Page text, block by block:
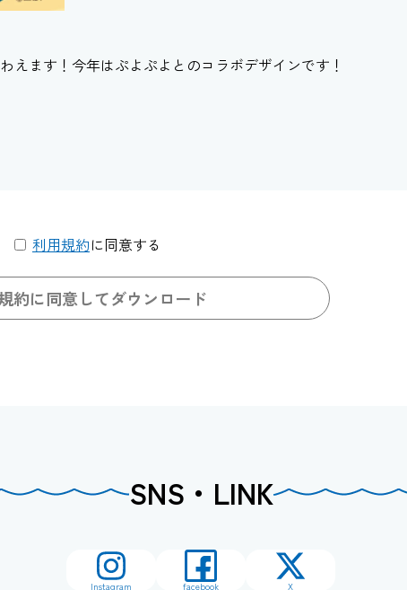
えます！今年はぷよぷよとのコラボデザインです！
利用規約に同意する
約に同意してダウンロード
SNS・LINK
Instagram facebook X